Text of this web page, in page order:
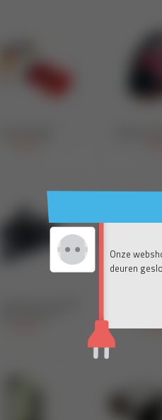
Onze
deuren